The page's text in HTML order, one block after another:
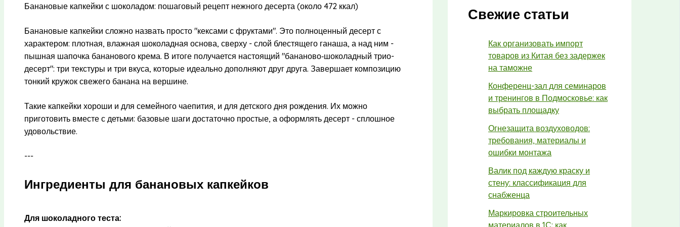
Банановые капкейки с шоколадом: пошаговый рецепт нежного десерта (около 472 ккал)
Банановые капкейки сложно назвать просто "кексами с фруктами". Это полноценный десерт с
характером: плотная, влажная шоколадная основа, сверху - слой блестящего ганаша, а над ним -
пышная шапочка бананового крема. В итоге получается настоящий "бананово‑шоколадный трио-
десерт": три текстуры и три вкуса, которые идеально дополняют друг друга. Завершает композицию
тонкий кружок свежего банана на вершине.
Такие капкейки хороши и для семейного чаепития, и для детского дня рождения. Их можно
приготовить вместе с детьми: базовые шаги достаточно простые, а оформлять десерт - сплошное
удовольствие.
---
Ингредиенты для банановых капкейков
Для шоколадного теста:
Свежие статьи
Как организовать импорт
товаров из Китая без задержек
на таможне
Конференц-зал для семинаров
и тренингов в Подмосковье: как
выбрать площадку
Огнезащита воздуховодов:
требования, материалы и
ошибки монтажа
Валик под каждую краску и
стену: классификация для
снабженца
Маркировка строительных
материалов в 1С: как